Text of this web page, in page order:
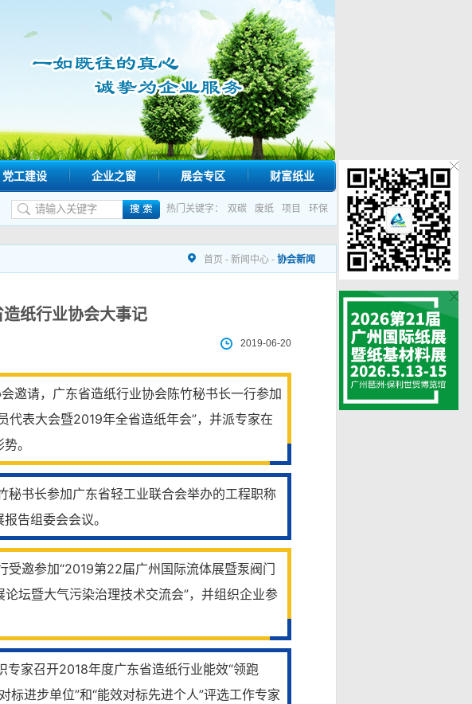
党工建设 企业之窗 展会专区 财富纸业
热门关键字： 双碳 废纸 项目 环保
首页 - 新闻中心 - 协会新闻
纸行业协会大事记
2019-06-20
邀请，广东省造纸行业协会陈竹秘书长一行参加
代表大会暨2019年全省造纸年会”，并派专家在
。
秘书长参加广东省轻工业联合会举办的工程职称
告组委会会议。
受邀参加“2019第22届广州国际流体展暨泵阀门
坛暨大气污染治理技术交流会”，并组织企业参
家召开2018年度广东省造纸行业能效“领跑
标进步单位”和“能效对标先进个人”评选工作专家